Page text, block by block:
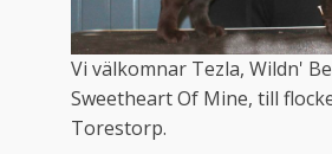
Vi välkomnar Tezla, Wildn'
Sweetheart Of Mine, till
Torestorp.